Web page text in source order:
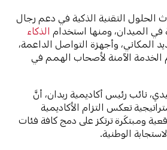
التقنية الذكية في دعم رجال
في الميدان، ومنها استخدام الذكاء
المكاني، وأجهزة التواصل الداعمة،
الآمنة لأصحاب الهمم في
نائب رئيس أكاديمية ربدان، أنَّ
تعكس التزام الأكاديمية
ومبتكَرة ترتكز على دمج كافة فئات
الوطنية.